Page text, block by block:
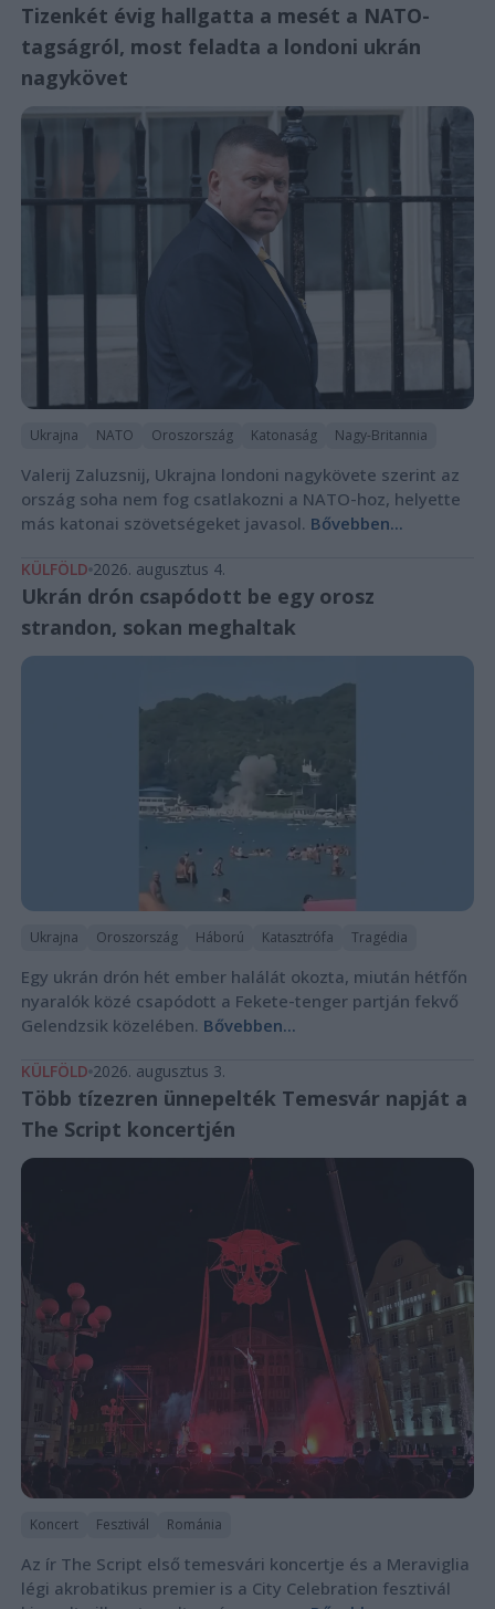
Tizenkét évig hallgatta a mesét a NATO-
tagságról, most feladta a londoni ukrán
nagykövet
Ukrajna NATO Oroszország Katonaság Nagy-Britannia
Valerij Zaluzsnij, Ukrajna londoni nagykövete szerint az
ország soha nem fog csatlakozni a NATO-hoz, helyette
más katonai szövetségeket javasol. Bővebben...
KÜLFÖLD 2026. augusztus 4.
Ukrán drón csapódott be egy orosz
strandon, sokan meghaltak
Ukrajna Oroszország Háború Katasztrófa Tragédia
Egy ukrán drón hét ember halálát okozta, miután hétfőn
nyaralók közé csapódott a Fekete-tenger partján fekvő
Gelendzsik közelében. Bővebben...
KÜLFÖLD 2026. augusztus 3.
Több tízezren ünnepelték Temesvár napját a
The Script koncertjén
Koncert Fesztivál Románia
Az ír The Script első temesvári koncertje és a Meraviglia
légi akrobatikus premier is a City Celebration fesztivál